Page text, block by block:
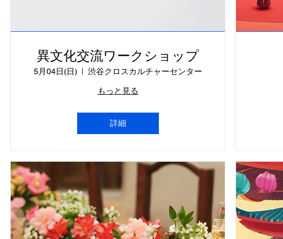
異文化交流ワークショップ
5月04日(日)
渋谷クロスカルチャーセンター
もっと見る
詳細